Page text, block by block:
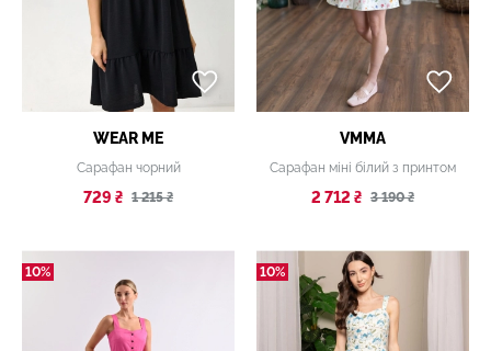
WEAR ME
Сарафан чорний
729 ₴ 1 215 ₴
VMMA
Сарафан міні білий з принтом
2 712 ₴ 3 190 ₴
10% 10%